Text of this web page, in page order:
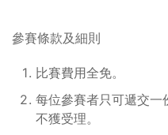
參賽條款及細則
比賽費用全免。
每位參賽者只可遞交一
不獲受理。